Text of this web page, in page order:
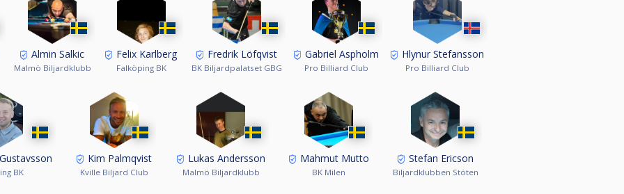
Almin Salkic
Malmö Biljardklubb
Felix Karlberg
Falköping BK
Fredrik Löfqvist
BK Biljardpalatset GBG
Gabriel Aspholm
Pro Billiard Club
Hlynur Stefansson
Pro Billiard Club
BK
Kim Palmqvist
Kville Biljard Club
Lukas Andersson
Malmö Biljardklubb
Mahmut Mutto
BK Milen
Stefan Ericson
Biljardklubben Stöten